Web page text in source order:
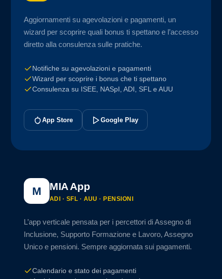
Aggiornamenti su agevolazioni e pagamenti, un
wizard per scoprire quali bonus ti spettano e l’accesso
diretto alla consulenza sulle pratiche.
Notifiche su agevolazioni e pagamenti
Wizard per scoprire i bonus che ti spettano
Consulenza su ISEE, NASpI, ADI, SFL e AUU
App Store Google Play
M MIA App
ADI · SFL · AUU · PENSIONI
L’app verticale pensata per i percettori di Assegno di
Inclusione, Supporto Formazione e Lavoro, Assegno
Unico e pensioni. Sempre aggiornata sui pagamenti.
Calendario e stato dei pagamenti